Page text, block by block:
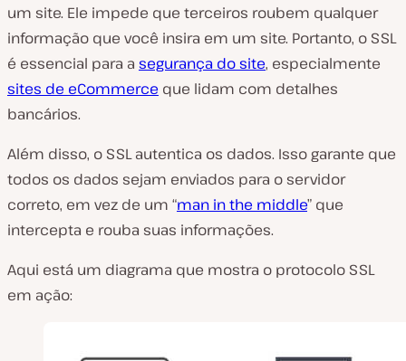
um site. Ele impede que terceiros roubem qualquer
informação que você insira em um site. Portanto, o SSL
é essencial para a segurança do site, especialmente
sites de eCommerce que lidam com detalhes
bancários.
Além disso, o SSL autentica os dados. Isso garante que
todos os dados sejam enviados para o servidor
correto, em vez de um “man in the middle” que
intercepta e rouba suas informações.
Aqui está um diagrama que mostra o protocolo SSL
em ação: